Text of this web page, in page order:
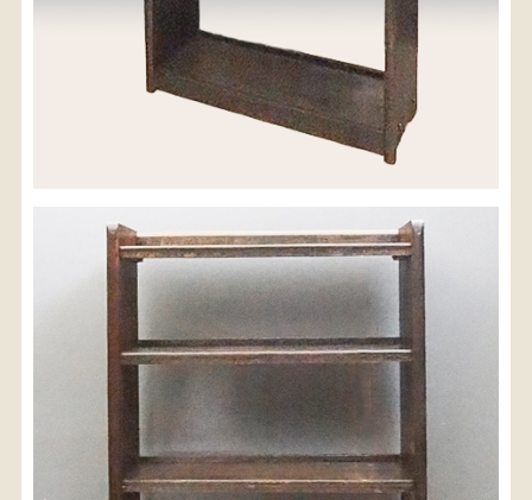
送料ランク
配送料金(税込)
※沖縄県につきましてはお手数をお掛け致しますが、
店舗までお問い合わせ下さい。
03-3468-0853